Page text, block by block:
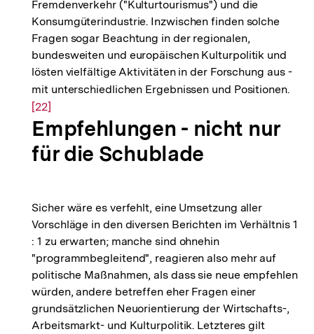
Fremdenverkehr ("Kulturtourismus") und die
Konsumgüterindustrie. Inzwischen finden solche
Fragen sogar Beachtung in der regionalen,
bundesweiten und europäischen Kulturpolitik und
lösten vielfältige Aktivitäten in der Forschung aus -
mit unterschiedlichen Ergebnissen und Positionen.
[22]
Empfehlungen - nicht nur
für die Schublade
Sicher wäre es verfehlt, eine Umsetzung aller
Vorschläge in den diversen Berichten im Verhältnis 1
: 1 zu erwarten; manche sind ohnehin
"programmbegleitend", reagieren also mehr auf
politische Maßnahmen, als dass sie neue empfehlen
würden, andere betreffen eher Fragen einer
grundsätzlichen Neuorientierung der Wirtschafts-,
Arbeitsmarkt- und Kulturpolitik. Letzteres gilt